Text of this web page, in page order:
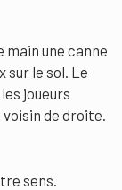
une canne
sur le sol. Le
joueurs
de droite.
sens.